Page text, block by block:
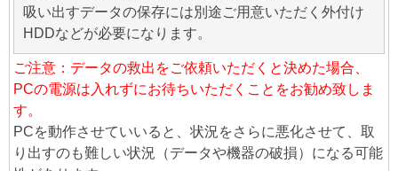
吸い出すデータの保存には別途ご用意いただく外付け
HDDなどが必要になります。
ご注意：データの救出をご依頼いただくと決めた場合、
PCの電源は入れずにお待ちいただくことをお勧め致しま
す。
PCを動作させていいると、状況をさらに悪化させて、取
り出すのも難しい状況（データや機器の破損）になる可能